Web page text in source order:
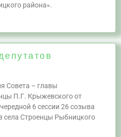
района».
Совета – главы
П.Г. Крыжевского от
6 сессии 26 созыва
села Строенцы Рыбницкого